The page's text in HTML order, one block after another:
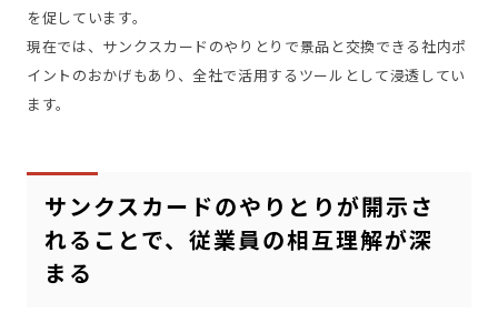
を促しています。
現在では、サンクスカードのやりとりで景品と交換できる社内ポ
イントのおかげもあり、全社で活用するツールとして浸透してい
ます。
サンクスカードのやりとりが開示さ
れることで、従業員の相互理解が深
まる